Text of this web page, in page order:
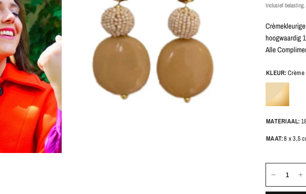
Inclusief belasting.
hoogwaardig
Alle
KLEUR:Crème
MATERIAAL:
MAAT:8 x 3,5